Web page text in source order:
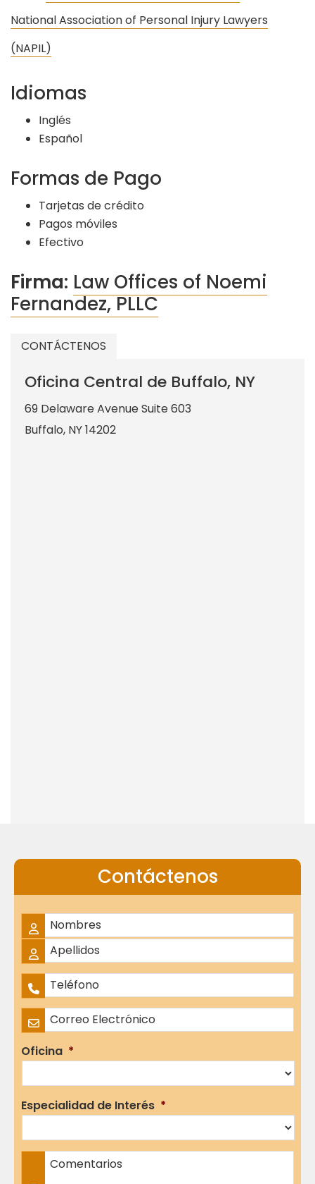
National Association of Personal Injury Lawyers
(NAPIL)
Idiomas
Inglés
Español
Formas de Pago
Tarjetas de crédito
Pagos móviles
Efectivo
Firma: Law Offices of Noemi
Fernandez, PLLC
CONTÁCTENOS
Oficina Central de Buffalo, NY
69 Delaware Avenue Suite 603
Buffalo, NY14202
Contáctenos
Nombre Completo *
Nombres
Apellidos
Teléfono *
Correo Electrónico *
Oficina *
Especialidad de Interés *
Comentarios